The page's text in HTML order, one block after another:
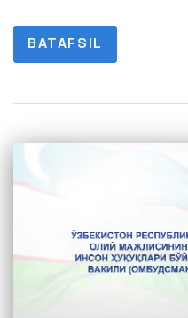
BATAFSIL